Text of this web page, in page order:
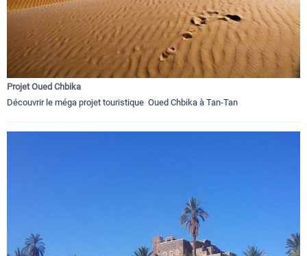
Projet Oued Chbika
Découvrir le méga projet touristique Oued Chbika à Tan-Tan